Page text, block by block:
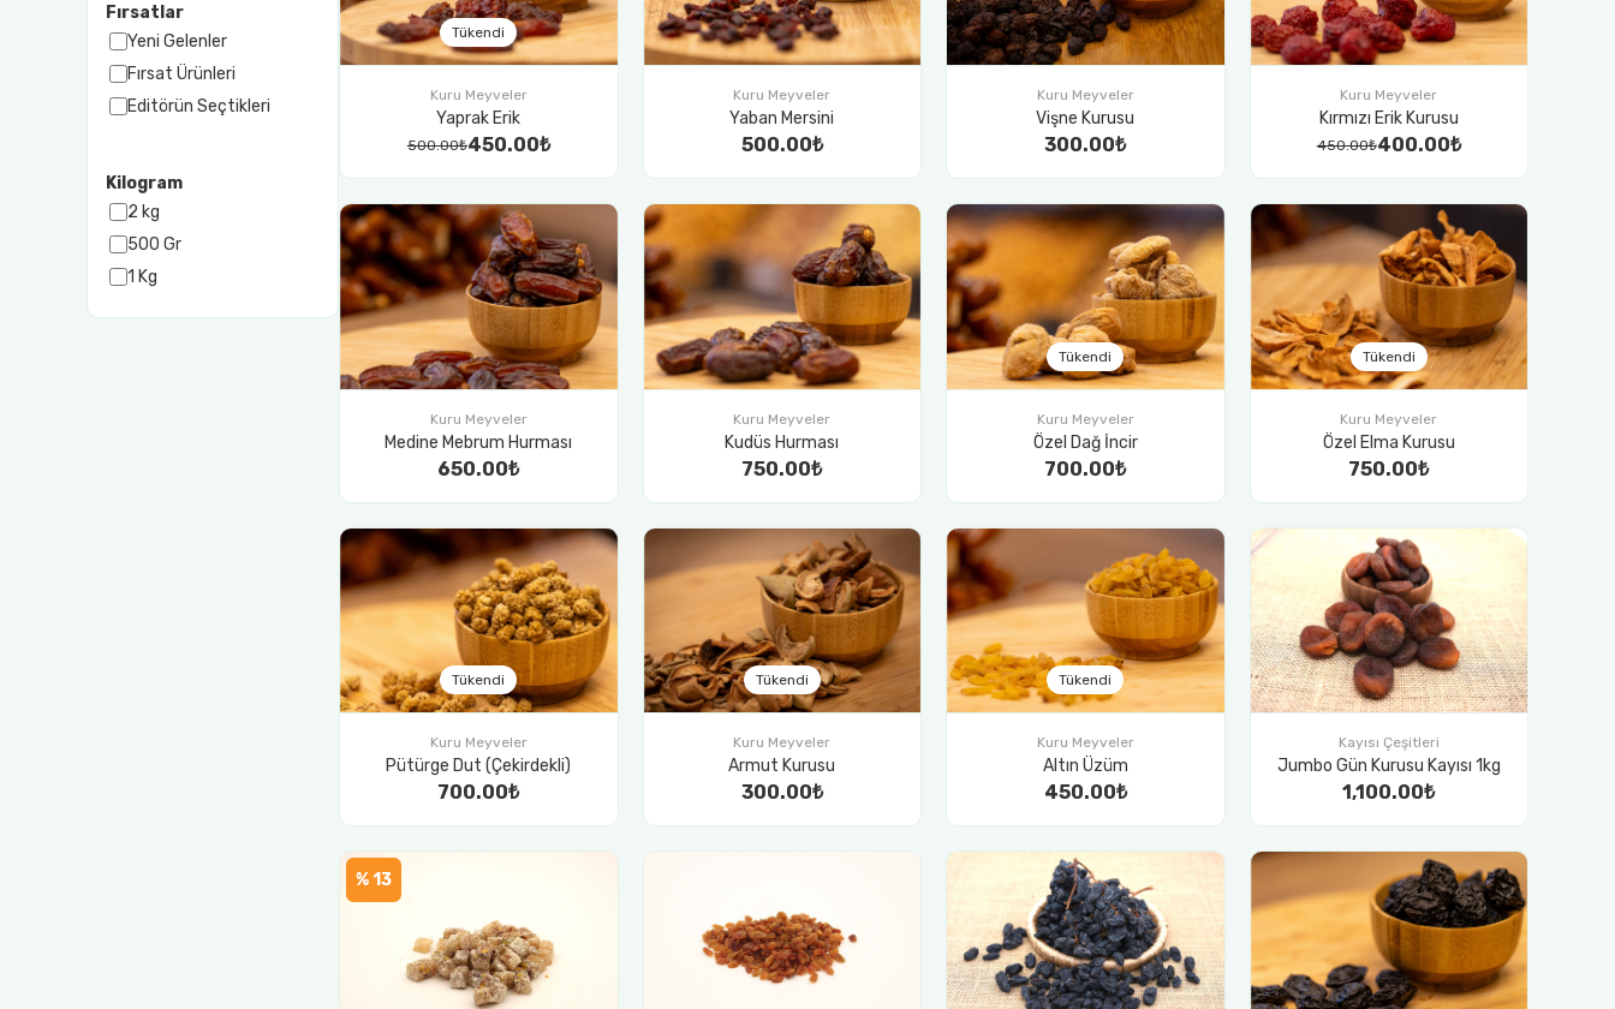
Fırsatlar
Yeni Gelenler
Fırsat Ürünleri
Editörün Seçtikleri
Kilogram
2 kg
500 Gr
1 Kg
Tükendi
Kuru Meyveler
Yaprak Erik
500.00₺450.00₺
Kuru Meyveler
Yaban Mersini
500.00₺
Kuru Meyveler
Vişne Kurusu
300.00₺
Kuru Meyveler
Kırmızı Erik Kurusu
450.00₺400.00₺
Kuru Meyveler
Medine Mebrum Hurması
650.00₺
Kuru Meyveler
Kudüs Hurması
750.00₺
Tükendi
Kuru Meyveler
Özel Dağ İncir
700.00₺
Tükendi
Kuru Meyveler
Özel Elma Kurusu
750.00₺
Tükendi
Kuru Meyveler
Pütürge Dut (Çekirdekli)
700.00₺
Tükendi
Kuru Meyveler
Armut Kurusu
300.00₺
Tükendi
Kuru Meyveler
Altın Üzüm
450.00₺
Kayısı Çeşitleri
Jumbo Gün Kurusu Kayısı 1kg
1,100.00₺
% 13